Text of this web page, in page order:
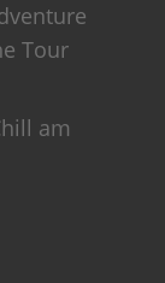
Tour
am